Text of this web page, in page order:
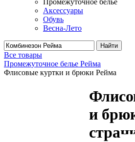
Промежуточное белье
Аксессуары
Обувь
Весна-Лето
Найти
Все товары
Промежуточное белье Рейма
Флисовые куртки и брюки Рейма
и